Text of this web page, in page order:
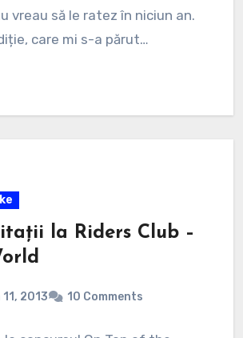
vreau să le ratez în niciun an.
care mi s-a părut…
la Riders Club –
2013 10 Comments